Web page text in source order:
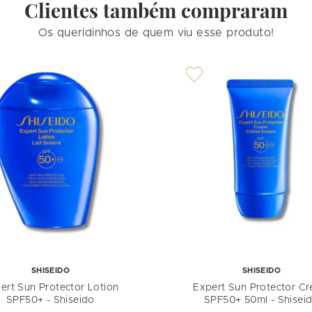
Clientes também compraram
Os queridinhos de quem viu esse produto!
SHISEIDO
Sun Protector Lotion
SPF50+ - Shiseido
SHISEIDO
Expert Sun Protector
SPF50+ 50ml -